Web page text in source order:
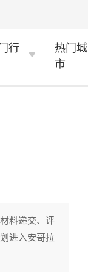
行
热门城
市
料递交、评
进入安哥拉